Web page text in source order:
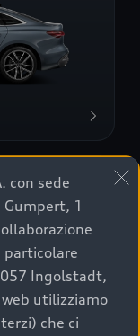
con sede
Gumpert, 1
particolare
Ingolstadt,
utilizziamo
che ci